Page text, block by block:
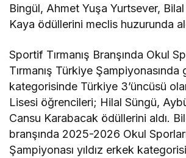
Bingül, Ahmet Yuşa Yurtsever,
Kaya ödüllerini meclis huzurunda
Sportif Tırmanış Branşında Okul
Tırmanış Türkiye Şampiyonasında
kategorisinde Türkiye 3’üncüsü
Lisesi öğrencileri; Hilal Süngü,
Cansu Karabacak ödüllerini aldı.
branşında 2025-2026 Okul
Şampiyonası yıldız erkek